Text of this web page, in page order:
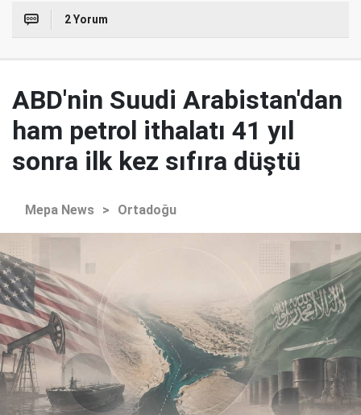
2 Yorum
ABD'nin Suudi Arabistan'dan
ham petrol ithalatı 41 yıl
sonra ilk kez sıfıra düştü
Mepa News > Ortadoğu